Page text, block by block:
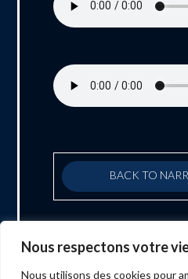
Nous respectons votre
Nous utilisons des cookies pour
BACK TO